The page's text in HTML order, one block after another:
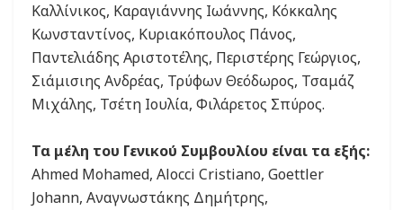
Καλλίνικος, Καραγιάννης Ιωάννης, Κόκκαλης
Κωνσταντίνος, Κυριακόπουλος Πάνος,
Παντελιάδης Αριστοτέλης, Περιστέρης Γεώργιος,
Σιάμισιης Ανδρέας, Τρύφων Θεόδωρος, Τσαμάζ
Μιχάλης, Τσέτη Ιουλία, Φιλάρετος Σπύρος.
Τα μέλη του Γενικού Συμβουλίου είναι τα εξής:
Ahmed Mohamed, Alocci Cristiano, Goettler
Johann, Αναγνωστάκης Δημήτρης,